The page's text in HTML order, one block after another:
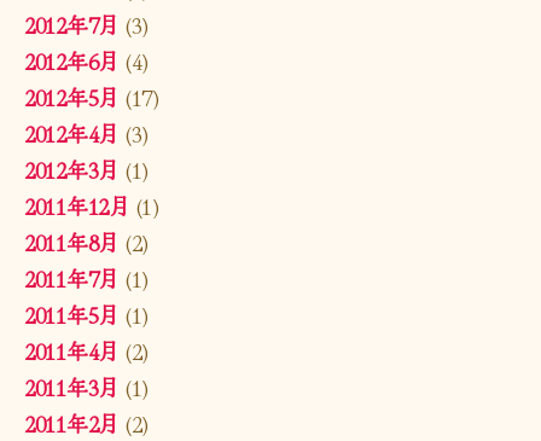
2012年7月 (3)
2012年6月 (4)
2012年5月 (17)
2012年4月 (3)
2012年3月 (1)
2011年12月 (1)
2011年8月 (2)
2011年7月 (1)
2011年5月 (1)
2011年4月 (2)
2011年3月 (1)
2011年2月 (2)